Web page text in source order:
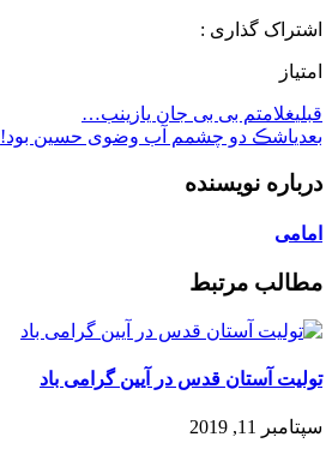
اشتراک گذاری :
امتیاز
قبلیغلامتم بی بی جان یازینب…
بعدیاشڪ دو چشمم آب وضوی حسین بود!
درباره نویسنده
امامی
مطالب مرتبط
تولیت آستان قدس در آیین گرامی باد
سپتامبر 11, 2019